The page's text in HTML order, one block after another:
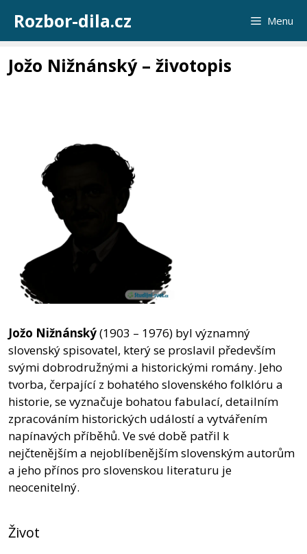
obsah
Rozbor-dila.cz Menu
Jožo Nižnánský – životopis
Jožo Nižnánský(1903 – 1976) byl významný
slovenský spisovatel, který se proslavil především
svými dobrodružnými a historickými romány. Jeho
tvorba, čerpající z bohatého slovenského folklóru a
historie, se vyznačuje bohatou fabulací, detailním
zpracováním historických událostí a vytvářením
napínavých příběhů. Ve své době patřil k
nejčtenějším a nejoblíbenějším slovenským autorům
a jeho přínos pro slovenskou literaturu je
neocenitelný.
Život